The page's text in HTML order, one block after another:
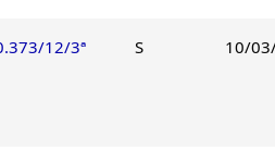
12/3ª S 10/